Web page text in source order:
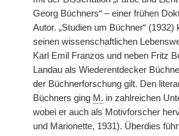
Georg Büchners“ – einer frühen
Autor. „Studien um Büchner“ (1932)
seinen wissenschaftlichen
Karl Emil Franzos und neben Fritz
Landau als Wiederentdecker
der Büchnerforschung gilt. Den
Büchners ging M. in zahlreichen
wobei er auch als Motivforscher
und Marionette, 1931). Überdies